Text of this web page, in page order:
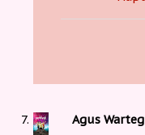
Agus Warteg